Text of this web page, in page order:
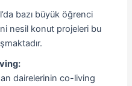
bazı büyük öğrenci
nesil konut projeleri bu
dairelerinin co-living